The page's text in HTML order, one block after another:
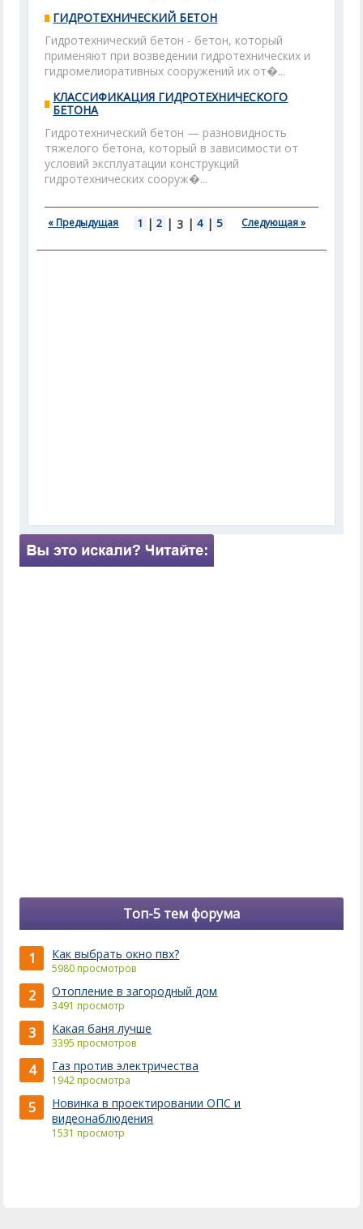
ГИДРОТЕХНИЧЕСКИЙ БЕТОН
Гидротехнический бетон - бетон, который
применяют при возведении гидротехнических и
гидромелиоративных сооружений их от�...
КЛАССИФИКАЦИЯ ГИДРОТЕХНИЧЕСКОГО
БЕТОНА
Гидротехнический бетон — разновидность
тяжелого бетона, который в зависимости от
условий эксплуатации конструкций
гидротехнических сооруж�...
« Предыдущая 1 | 2 | 3 | 4 | 5 Следующая »
Топ-5 тем форума
1 Как выбрать окно пвх?
5980 просмотров
2 Отопление в загородный дом
3491 просмотр
3 Какая баня лучше
3395 просмотров
4 Газ против электричества
1942 просмотра
5
Новинка в проектировании ОПС и
видеонаблюдения
1531 просмотр